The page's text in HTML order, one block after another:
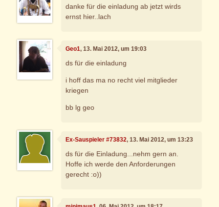
danke für die einladung ab jetzt wirds
ernst hier..lach
Geo1, 13. Mai 2012, um 19:03
ds für die einladung
i hoff das ma no recht viel mitglieder
kriegen
bb lg geo
Ex-Sauspieler #73832, 13. Mai 2012, um 13:23
ds für die Einladung...nehm gern an.
Hoffe ich werde den Anforderungen
gerecht :o))